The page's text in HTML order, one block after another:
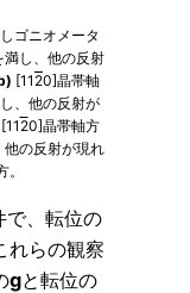
ゴニオメータ
し、他の反射
[11 20]晶帯軸
、他の反射が
[11 20]晶帯軸方
の反射が現れ
で、転位の
れらの観察
gと転位の